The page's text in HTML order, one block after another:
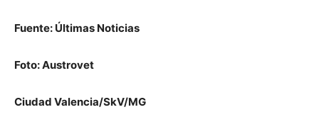
Fuente: Últimas Noticias
Foto: Austrovet
Ciudad Valencia/SkV/MG